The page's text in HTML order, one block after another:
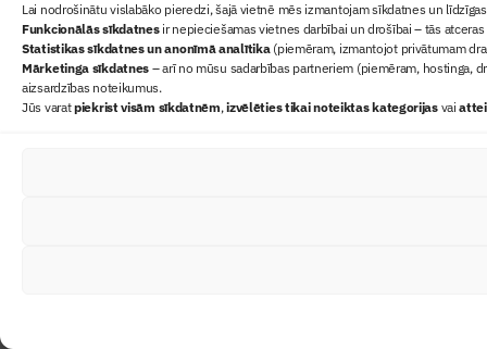
Lai nodrošinātu vislabāko pieredzi, šajā vietnē mēs izmantojam sīkdatnes un
Funkcionālās sīkdatnesir nepieciešamas vietnes darbībai un drošībai – tās
Statistikas sīkdatnes un anonīmā analītika(piemēram, izmantojot privātumam
Mārketinga sīkdatnes – arī no mūsu sadarbības partneriem (piemēram, hostinga,
aizsardzības noteikumus.
Jūs varatpiekrist visām sīkdatnēm,izvēlēties tikai noteiktas kategorijasvai